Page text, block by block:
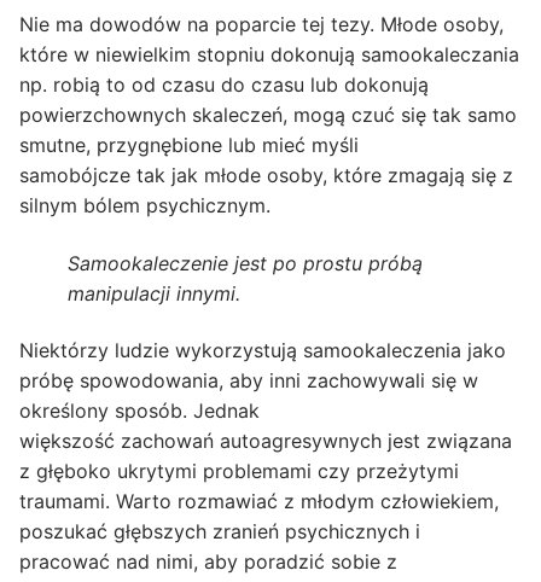
Nie ma dowodów na poparcie tej tezy. Młode osoby,
które w niewielkim stopniu dokonują samookaleczania
np. robią to od czasu do czasu lub dokonują
powierzchownych skaleczeń, mogą czuć się tak samo
smutne, przygnębione lub mieć myśli
samobójcze tak jak młode osoby, które zmagają się z
silnym bólem psychicznym.
Samookaleczenie jest po prostu próbą
manipulacji innymi.
Niektórzy ludzie wykorzystują samookaleczenia jako
próbę spowodowania, aby inni zachowywali się w
określony sposób. Jednak
większość zachowań autoagresywnych jest związana
z głęboko ukrytymi problemami czy przeżytymi
traumami. Warto rozmawiać z młodym człowiekiem,
poszukać głębszych zranień psychicznych i
pracować nad nimi, aby poradzić sobie z